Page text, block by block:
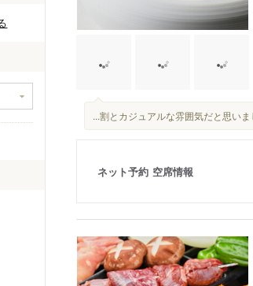
...割とカジュアルな雰囲気だと思い
ネット予約 空席情報